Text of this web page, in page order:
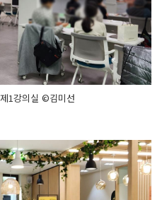
1강의실 ©김미선